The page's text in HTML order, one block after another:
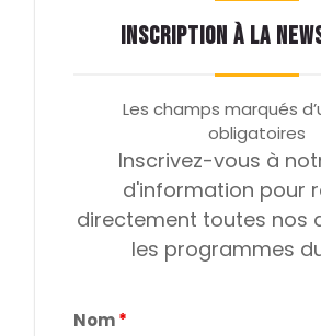
INSCRIPTION À LA
Les champs marqués
obligatoires
Inscrivez-vous à
d'information pour
directement toutes nos
les programmes
Nom*